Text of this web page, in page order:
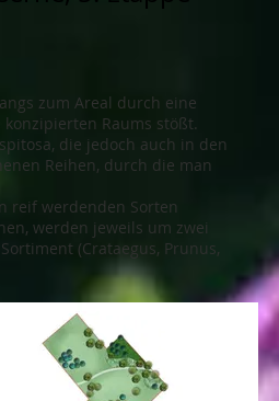
zum Areal durch eine
Raums stößt.
die jedoch auch in den
Reihen, durch die man
reif werdenden Sorten
werden jeweils um zwei
(Crataegus, Prunus,